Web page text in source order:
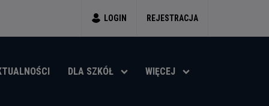
LOGIN REJESTRACJA
DLA SZKÓŁ WIĘCEJ